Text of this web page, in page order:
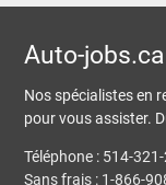
Auto-jobs.ca
Nos spécialistes en
pour vous assister.
Téléphone : 514-
Sans frais : 1-866-